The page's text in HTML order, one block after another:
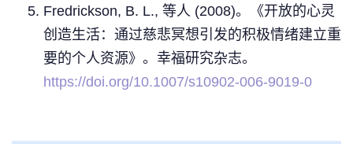
Fredrickson, B. L., 等人 (2008)。《开放的心灵
创造生活：通过慈悲冥想引发的积极情绪建立重
要的个人资源》。幸福研究杂志。
https://doi.org/10.1007/s10902-006-9019-0